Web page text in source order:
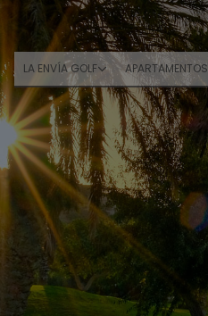
LA ENVÍA GOLF APARTAMENTOS